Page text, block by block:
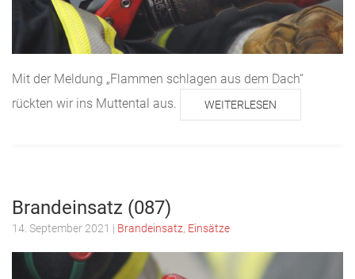
Mit der Meldung „Flammen schlagen aus dem Dach“
rückten wir ins Muttental aus.
WEITERLESEN
Brandeinsatz (087)
14. September 2021 | Brandeinsatz, Einsätze